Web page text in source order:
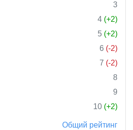
3
4 (+2)
5 (+2)
6 (-2)
7 (-2)
8
9
10 (+2)
Общий рейтинг